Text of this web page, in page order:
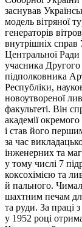
заснував
модель вітряної
генераторів
внутрішніх справ
Центральної
учасника
підполковника
Республіки,
новоутвореної
факультеті. Він
академії
і став його
за час
інженерних та
у тому числі 7
коксохімією та
й пального.
шахтним печам
та руди. За праці
у 1952 році